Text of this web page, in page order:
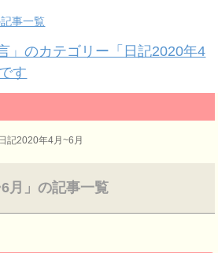
事一覧
」のカテゴリー「日記2020年4
す
日記2020年4月~6月
月」の記事一覧